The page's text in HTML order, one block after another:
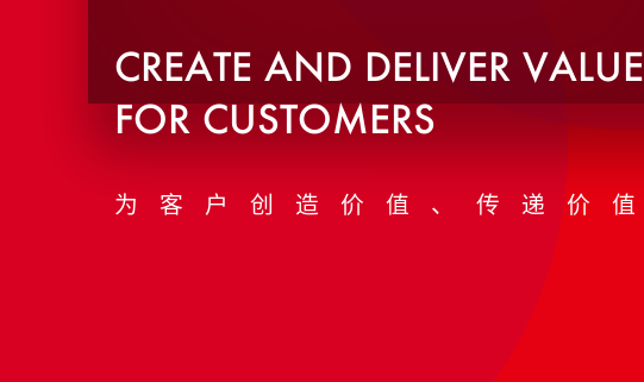
CREATE AND DELIVER VALUE
FOR CUSTOMERS
为客户创造价值、传递价值